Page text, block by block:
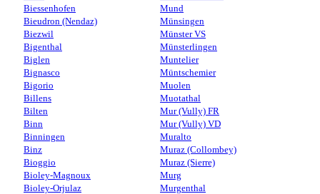
Biessenhofen
Bieudron (Nendaz)
Biezwil
Bigenthal
Biglen
Bignasco
Bigorio
Billens
Bilten
Binn
Binningen
Binz
Bioggio
Bioley-Magnoux
Bioley-Orjulaz
Mund
Münsingen
Münster VS
Münsterlingen
Muntelier
Müntschemier
Muolen
Muotathal
Mur (Vully) FR
Mur (Vully) VD
Muralto
Muraz (Collombey)
Muraz (Sierre)
Murg
Murgenthal